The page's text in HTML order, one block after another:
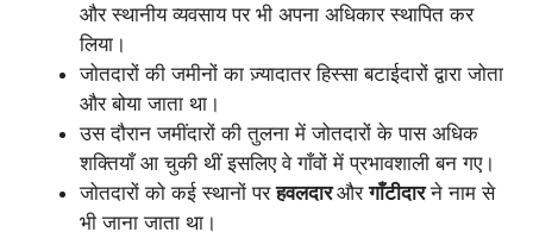
और स्थानीय व्यवसाय पर भी अपना अधिकार स्थापित कर
लिया।
जोतदारों की जमीनों का ज़्यादातर हिस्सा बटाईदारों द्वारा जोता
और बोया जाता था।
उस दौरान जमींदारों की तुलना में जोतदारों के पास अधिक
शक्तियाँ आ चुकी थीं इसलिए वे गाँवों में प्रभावशाली बन गए।
जोतदारों को कई स्थानों परहवलदारऔरगाँटीदारने नाम से
भी जाना जाता था।